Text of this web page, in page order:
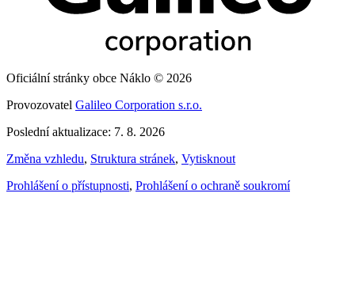
Oficiální stránky obce Náklo © 2026
Provozovatel Galileo Corporation s.r.o.
Poslední aktualizace: 7. 8. 2026
Změna vzhledu, Struktura stránek, Vytisknout
Prohlášení o přístupnosti, Prohlášení o ochraně soukromí